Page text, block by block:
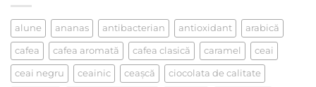
alune ananas antibacterian antioxidant arabică
cafea cafea aromată cafea clasică caramel ceai
ceai negru ceainic ceaşcă ciocolata de calitate